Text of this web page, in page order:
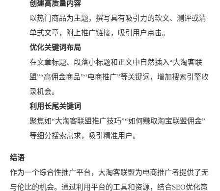
创建高质量内容
以热门商品为主题，撰写具有吸引力的软文、测评或清
单式文章，附上推广链接，吸引用户点击。
优化关键词布局
在文章标题、段落小标题和正文中自然插入“大淘客联
盟”“高佣金商品”“电商推广”等关键词，增加搜索引擎收
录机会。
利用长尾关键词
聚焦如“大淘客联盟推广技巧”“如何赚取淘宝联盟佣金”
等细分搜索需求，吸引精准用户。
结语
作为一个综合性推广平台，大淘客联盟为电商推广者提供了无
与伦比的机会。通过利用平台的工具和资源，结合SEO优化策